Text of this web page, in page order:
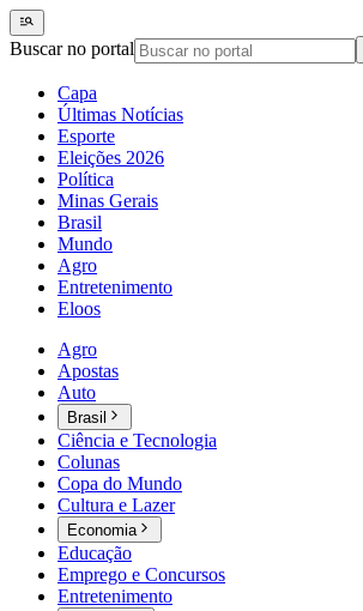
Buscar no portal
Capa
Últimas Notícias
Esporte
Eleições 2026
Política
Minas Gerais
Brasil
Mundo
Agro
Entretenimento
Eloos
Agro
Apostas
Auto
Brasil
Ciência e Tecnologia
Colunas
Copa do Mundo
Cultura e Lazer
Economia
Educação
Emprego e Concursos
Entretenimento